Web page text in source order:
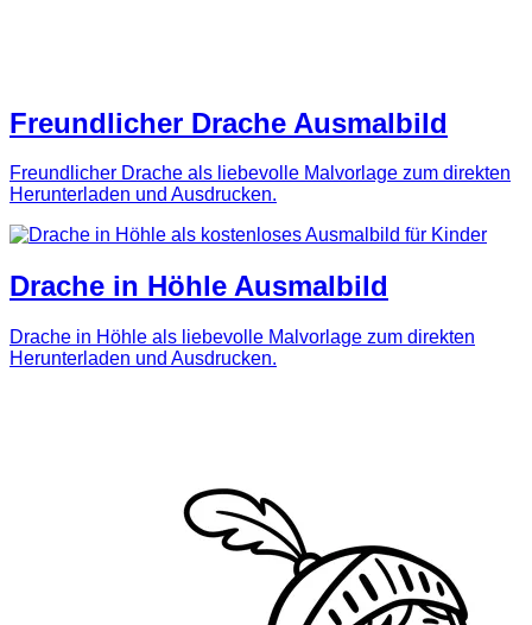
Freundlicher Drache Ausmalbild
Freundlicher Drache als liebevolle Malvorlage zum direkten
Herunterladen und Ausdrucken.
Drache in Höhle Ausmalbild
Drache in Höhle als liebevolle Malvorlage zum direkten
Herunterladen und Ausdrucken.